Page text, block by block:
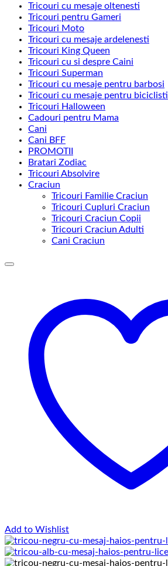
Tricouri cu mesaje oltenesti
Tricouri pentru Gameri
Tricouri Moto
Tricouri cu mesaje ardelenesti
Tricouri King Queen
Tricouri cu si despre Caini
Tricouri Superman
Tricouri cu mesaje pentru barbosi
Tricouri cu mesaje pentru biciclisti
Tricouri Halloween
Cadouri pentru Mama
Cani
Cani BFF
PROMOTII
Bratari Zodiac
Tricouri Absolvire
Craciun
Tricouri Familie Craciun
Tricouri Cupluri Craciun
Tricouri Craciun Copii
Tricouri Craciun Adulti
Cani Craciun
Add to Wishlist